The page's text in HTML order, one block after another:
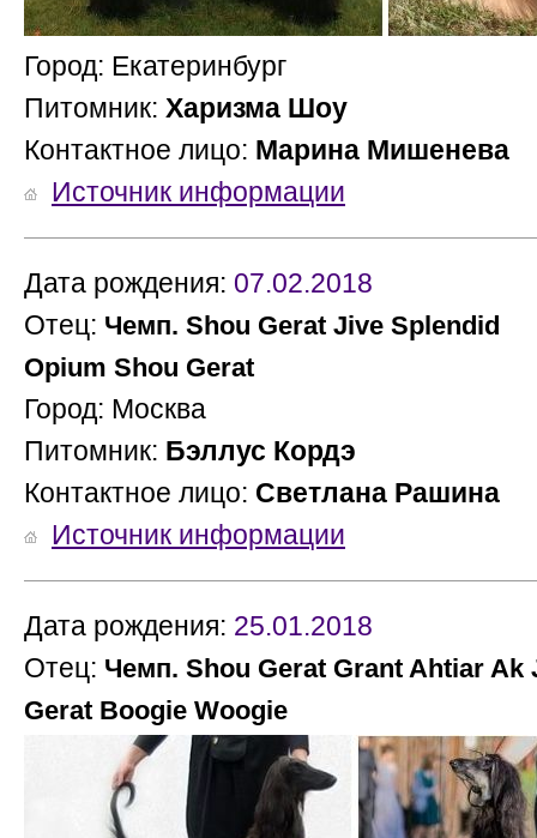
Город: Екатеринбург
Питомник: Харизма Шоу
Контактное лицо: Марина Мишенева
Источник информации
Дата рождения: 07.02.2018
Отец: Чемп. Shou Gerat Jive Splendid
Opium Shou Gerat
Город: Москва
Питомник: Бэллус Кордэ
Контактное лицо: Светлана Рашина
Источник информации
Дата рождения: 25.01.2018
Отец: Чемп. Shou Gerat Grant Ahtiar Ak
Gerat Boogie Woogie